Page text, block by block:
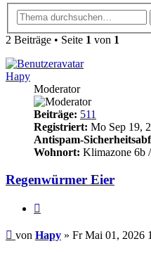
2 Beiträge • Seite 1 von 1
Hapy
Moderator
Beiträge: 511
Registriert: Mo Sep 19,
Antispam-
Wohnort: Klimazone 6b
Regenwürmer Eier
Beitrag
von Hapy » Fr Mai 01, 2026